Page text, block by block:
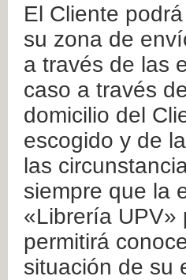
El Cliente
su zona de
a través de las
caso a través
domicilio del
escogido y de
las
siempre que la
«Librería UPV»
permitirá
situación de su